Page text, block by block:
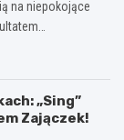
na niepokojące
„Sing”
Zajączek!